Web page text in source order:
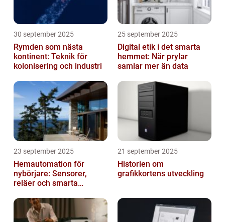
30 september 2025
Rymden som nästa
kontinent: Teknik för
kolonisering och industri
25 september 2025
Digital etik i det smarta
hemmet: När prylar
samlar mer än data
23 september 2025
Hemautomation för
nybörjare: Sensorer,
reläer och smarta
21 september 2025
Historien om
grafikkortens utveckling